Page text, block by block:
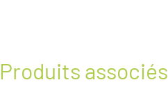
Produits associés